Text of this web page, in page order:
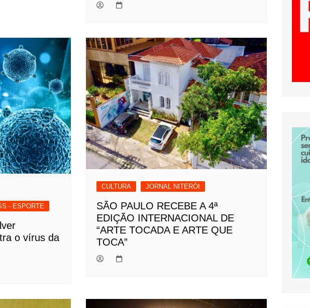
- ESPORTE
o vírus da
CULTURA JORNAL NITERÓI
SÃO PAULO RECEBE A 4ª
EDIÇÃO INTERNACIONAL DE
“ARTE TOCADA E ARTE QUE
TOCA”